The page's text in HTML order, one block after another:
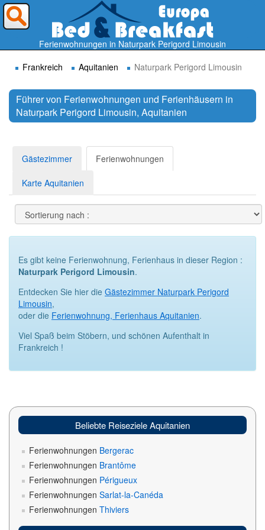
Ferienwohnungen in Naturpark Perigord Limousin
Frankreich
Aquitanien Naturpark Perigord Limousin
Führer von Ferienwohnungen und Ferienhäusern in
Naturpark Perigord Limousin, Aquitanien
Gästezimmer Ferienwohnungen
Karte Aquitanien
Es gibt keine Ferienwohnung, Ferienhaus in dieser Region :
Naturpark Perigord Limousin.
Entdecken Sie hier die Gästezimmer Naturpark Perigord
Limousin,
oder die Ferienwohnung, Ferienhaus Aquitanien.
Viel Spaß beim Stöbern, und schönen Aufenthalt in
Frankreich !
Beliebte Reiseziele Aquitanien
Ferienwohnungen Bergerac
Ferienwohnungen Brantôme
Ferienwohnungen Périgueux
Ferienwohnungen Sarlat-la-Canéda
Ferienwohnungen Thiviers
Wohin möchten Sie reisen ?